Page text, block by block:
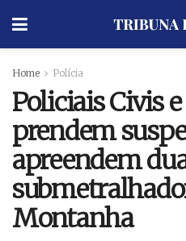
Home Polícia
Policiais Civis
prendem
apreendem
Montanha